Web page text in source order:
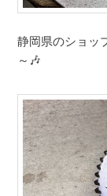
静岡県のショ
～🎶